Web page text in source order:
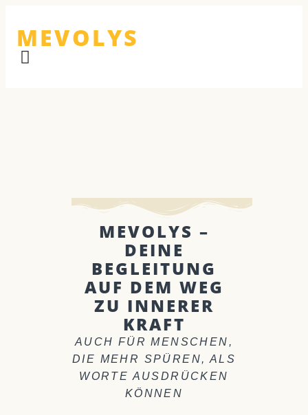
MEVOLYS
MEVOLYS –
DEINE
BEGLEITUNG
AUF DEM WEG
ZU INNERER
KRAFT
AUCH FÜR MENSCHEN,
DIE MEHR SPÜREN, ALS
WORTE AUSDRÜCKEN
KÖNNEN